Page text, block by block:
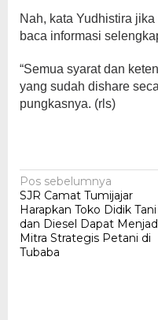
Nah, kata Yudhistira
baca informasi
“Semua syarat dan
yang sudah dishare
pungkasnya. (rls)
Navigasi
pos
Pos sebelumnya
SJR Camat Tumijajar
Harapkan Toko Didik Tani
dan Diesel Dapat
Mitra Strategis Petani di
Tubaba